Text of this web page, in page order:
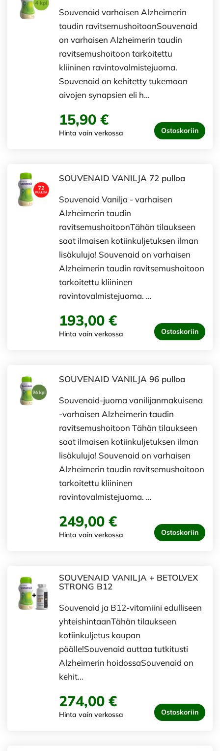
Souvenaid varhaisen Alzheimerin
taudin ravitsemushoitoonSouvenaid
on varhaisen Alzheimerin taudin
ravitsemushoitoon tarkoitettu
kliininen ravintovalmistejuoma.
Souvenaid on kehitetty tukemaan
aivojen synapsien eli h…
15,90 €
Hinta vain verkossa Ostoskoriin
SOUVENAID VANILJA 72 pulloa
Souvenaid Vanilja - varhaisen
Alzheimerin taudin
ravitsemushoitoonTähän tilaukseen
saat ilmaisen kotiinkuljetuksen ilman
lisäkuluja! Souvenaid on varhaisen
Alzheimerin taudin ravitsemushoitoon
tarkoitettu kliininen
ravintovalmistejuoma. …
193,00 €
Hinta vain verkossa Ostoskoriin
SOUVENAID VANILJA 96 pulloa
Souvenaid-juoma vanilijanmakuisena
-varhaisen Alzheimerin taudin
ravitsemushoitoon Tähän tilaukseen
saat ilmaisen kotiinkuljetuksen ilman
lisäkuluja! Souvenaid on varhaisen
Alzheimerin taudin ravitsemushoitoon
tarkoitettu kliininen
ravintovalmistejuoma. …
249,00 €
Hinta vain verkossa Ostoskoriin
SOUVENAID VANILJA + BETOLVEX
STRONG B12
Souvenaid ja B12-vitamiini edulliseen
yhteishintaanTähän tilaukseen
kotiinkuljetus kaupan
päälle!Souvenaid auttaa tutkitusti
Alzheimerin hoidossaSouvenaid on
kehit…
274,00 €
Hinta vain verkossa Ostoskoriin